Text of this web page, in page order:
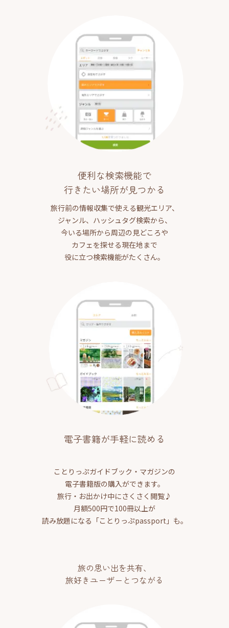
便利な検索機能で
行きたい場所が見つかる
旅行前の情報収集で使える観光エリア、
ジャンル、ハッシュタグ検索から、
今いる場所から周辺の見どころや
カフェを探せる現在地まで
役に立つ検索機能がたくさん。
電子書籍が手軽に読める
ことりっぷガイドブック・マガジンの
電子書籍版の購入ができます。
旅行・お出かけ中にさくさく閲覧♪
月額500円で100冊以上が
読み放題になる「ことりっぷpassport」も。
旅の思い出を共有、
旅好きユーザーとつながる